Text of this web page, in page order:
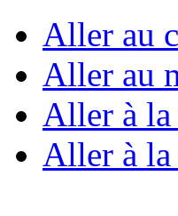
Aller au
Aller au
Aller à la
Aller à la